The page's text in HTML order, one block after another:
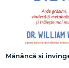
Mănâncă și